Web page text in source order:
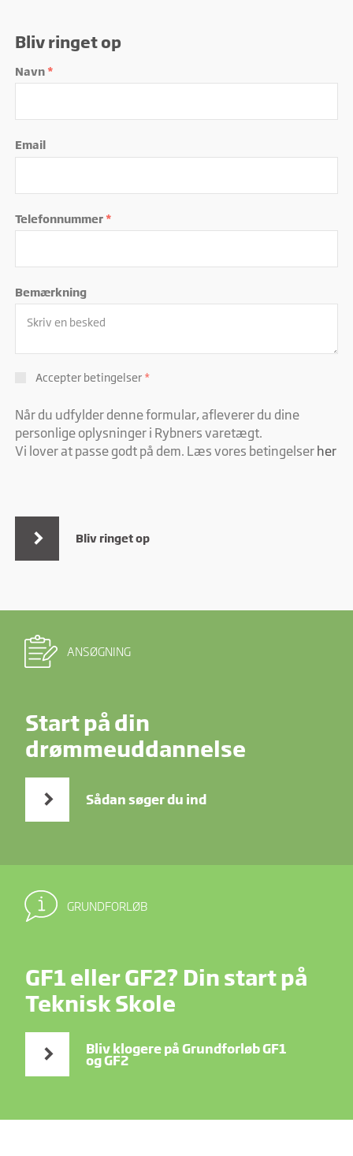
Bliv ringet op
Navn *
Email
Telefonnummer *
Bemærkning
Accepter betingelser *
Når du udfylder denne formular, afleverer du dine
personlige oplysninger i Rybners varetægt.
Vi lover at passe godt på dem. Læs vores betingelser her
Bliv ringet op
ANSØGNING
Start på din
drømmeuddannelse
Sådan søger du ind
GRUNDFORLØB
GF1 eller GF2? Din start på
Teknisk Skole
Bliv klogere på Grundforløb GF1
og GF2